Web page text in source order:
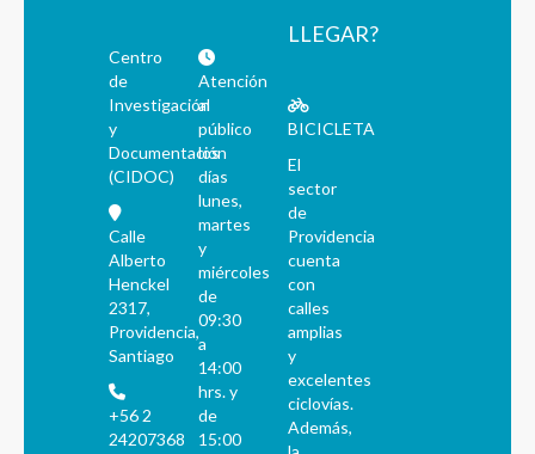
Centro
de
Investigación
y
Documentación
(CIDOC)
Calle
Alberto
Henckel
2317,
Providencia,
Santiago
+56 2
24207368
Atención
al
público
los
días
lunes,
martes
y
miércoles
de
09:30
a
14:00
hrs. y
de
15:00
LLEGAR?
BICICLETA
El
sector
de
Providencia
cuenta
con
calles
amplias
y
excelentes
ciclovías.
Además,